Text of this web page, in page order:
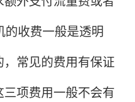
的收费一般是透明
常见的费用有保证
项费用一般不会有